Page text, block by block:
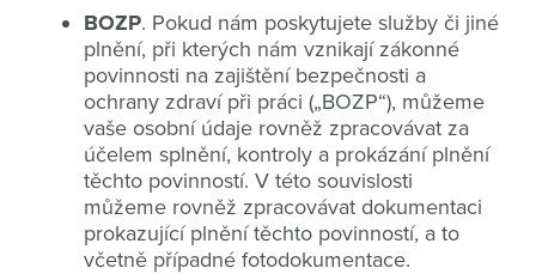
BOZP. Pokud nám poskytujete služby či jiné
plnění, při kterých nám vznikají zákonné
povinnosti na zajištění bezpečnosti a
ochrany zdraví při práci („BOZP“), můžeme
vaše osobní údaje rovněž zpracovávat za
účelem splnění, kontroly a prokázání plnění
těchto povinností. V této souvislosti
můžeme rovněž zpracovávat dokumentaci
prokazující plnění těchto povinností, a to
včetně případné fotodokumentace.